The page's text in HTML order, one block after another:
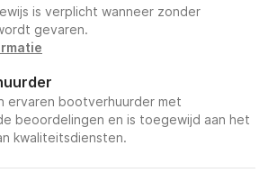
is verplicht wanneer zonder
gevaren.
ervaren bootverhuurder met
beoordelingen en is toegewijd aan het
kwaliteitsdiensten.